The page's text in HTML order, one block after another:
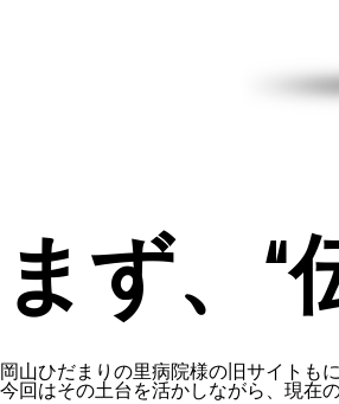
まず、“
岡山ひだまりの里病院様の旧サイトも
今回はその土台を活かしながら、現在